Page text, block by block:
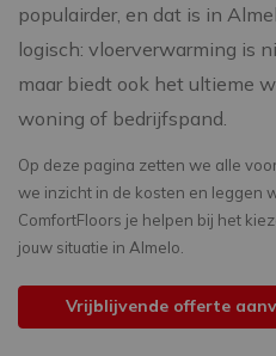
populairder, en dat is in
logisch: vloerverwarming is
maar biedt ook het ultieme
woning of bedrijfspand.
Op deze pagina zetten we alle
we inzicht in de kosten en leggen
ComfortFloors je helpen bij het
jouw situatie in Almelo.
Vrijblijvende offerte